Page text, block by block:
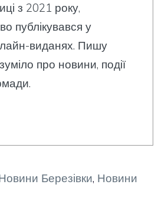
з 2021 року,
публікувався у
виданях. Пишу
про новини, події
Березівки, Новини